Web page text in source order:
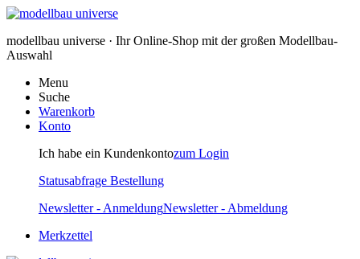
modellbau universe · Ihr Online-Shop mit der großen Modellbau-
Auswahl
Menu
Suche
Warenkorb
Konto
Ich habe ein Kundenkontozum Login
Statusabfrage Bestellung
Newsletter - AnmeldungNewsletter - Abmeldung
Merkzettel